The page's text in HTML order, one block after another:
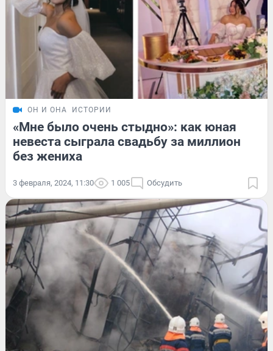
ОН И ОНА ИСТОРИИ
«Мне было очень стыдно»: как юная
невеста сыграла свадьбу за миллион
без жениха
3 февраля, 2024, 11:30 1 005 Обсудить